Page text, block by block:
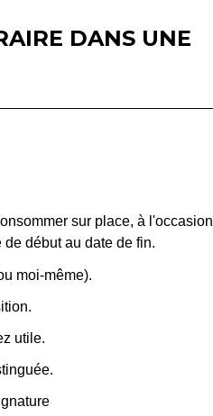
DANS UNE
sur place, à l'occasion
de débutau date de fin.
moi-même).
utile.